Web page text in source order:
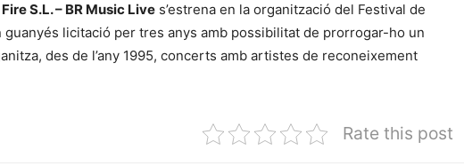
S.L. – BR Music Live s’estrena en la organització del Festival de
guanyés licitació per tres anys amb possibilitat de prorrogar-ho un
des de l’any 1995, concerts amb artistes de reconeixement
Rate this post